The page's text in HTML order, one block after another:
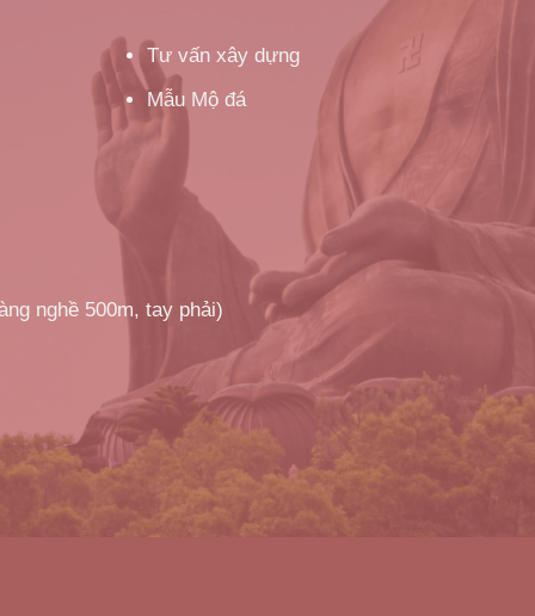
Tư vấn xây dựng
Mẫu Mộ đá
nghề 500m, tay phải)